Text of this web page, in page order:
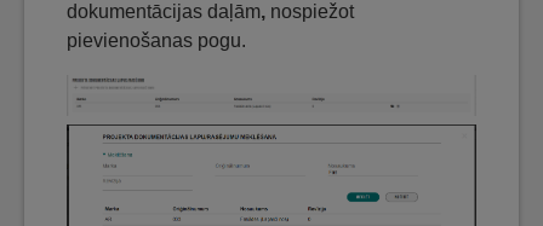
dokumentācijas daļām, nospiežot
pievienošanas pogu.